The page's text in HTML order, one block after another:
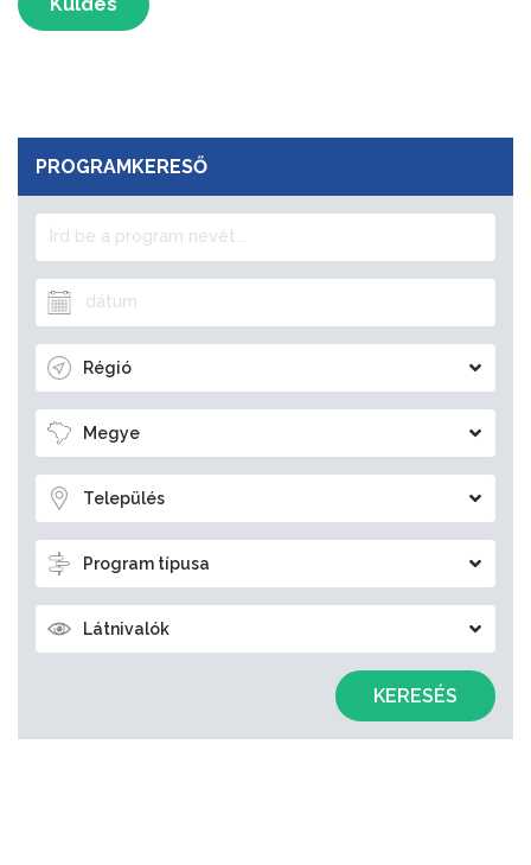
PROGRAMKERESŐ
Régió
Megye
Település
Program típusa
Látnivalók
KERESÉS